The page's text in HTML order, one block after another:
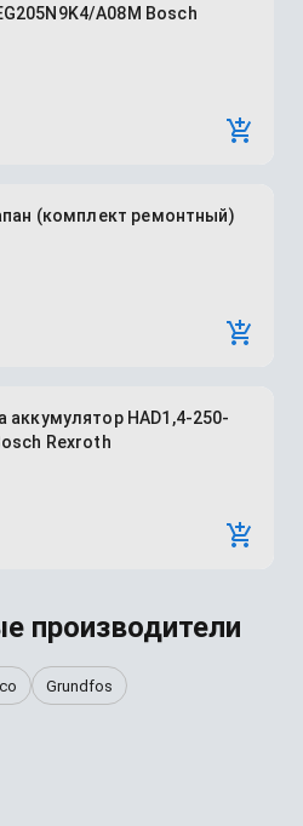
A08M Bosch
(комплект ремонтный)
аккумулятор HAD1,4-250-
Rexroth
производители
Grundfos